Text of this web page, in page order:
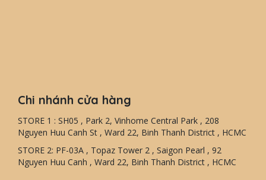
Chi nhánh cửa hàng
STORE 1 : SH05 , Park 2, Vinhome Central Park , 208
Nguyen Huu Canh St , Ward 22, Binh Thanh District , HCMC
STORE 2: PF-03A , Topaz Tower 2 , Saigon Pearl , 92
Nguyen Huu Canh , Ward 22, Binh Thanh District , HCMC